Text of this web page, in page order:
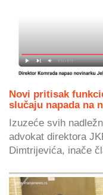
Novi pritisak
slučaju napada na
Izuzeće svih
advokat direktora
Dimtrijevića, inače